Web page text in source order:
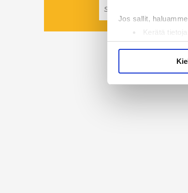
Jos sallit,
Kerätä
Tunnistaa
Lue lisää siitä,
Käytämme
ja
kumppaneillemme